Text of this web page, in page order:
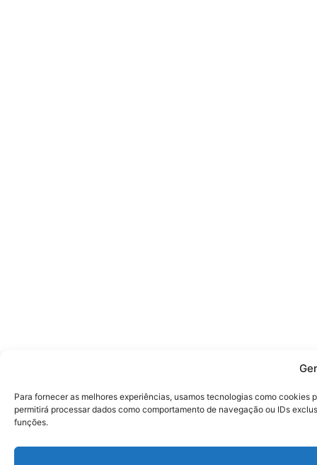
Para fornecer as melhores experiências, usamos tecnologias como
permitirá processar dados como comportamento de navegação ou IDs
funções.